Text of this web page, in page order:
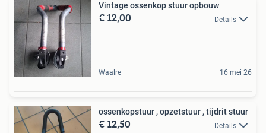
Vintage ossenkop stuur opbouw
€ 12,00 Details
Waalre 16 mei 26
ossenkopstuur , opzetstuur , tijdrit stuur
€ 12,50 Details